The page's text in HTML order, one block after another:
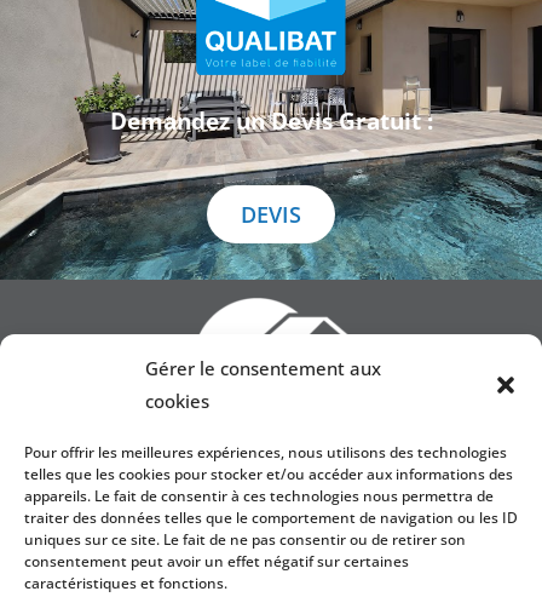
Gérer le consentement aux
cookies
Pour offrir les meilleures expériences, nous utilisons des technologies
telles que les cookies pour stocker et/ou accéder aux informations des
appareils. Le fait de consentir à ces technologies nous permettra de
traiter des données telles que le comportement de navigation ou les ID
uniques sur ce site. Le fait de ne pas consentir ou de retirer son
consentement peut avoir un effet négatif sur certaines
caractéristiques et fonctions.
Demandez un Devis Gratuit :
DEVIS
SARL IMBERT JOHAN
Siège social : 4 Chemin du Gueret , 69210 Lentilly